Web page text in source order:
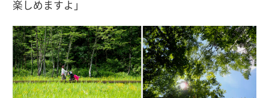
楽しめますよ」